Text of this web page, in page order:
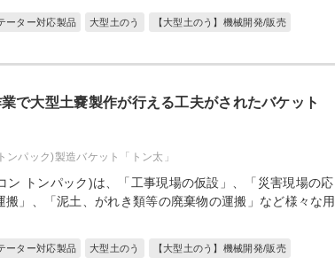
ーター対応製品 大型土のう 【大型土のう】機械開発/販売
で大型土嚢製作が行える工夫がされたバケット
ンパック)製造バケット「トン太」
ン トンパック)は、「工事現場の仮設」、「災害現場の応
」、「泥土、がれき類等の廃棄物の運搬」など様々な用
ーター対応製品 大型土のう 【大型土のう】機械開発/販売